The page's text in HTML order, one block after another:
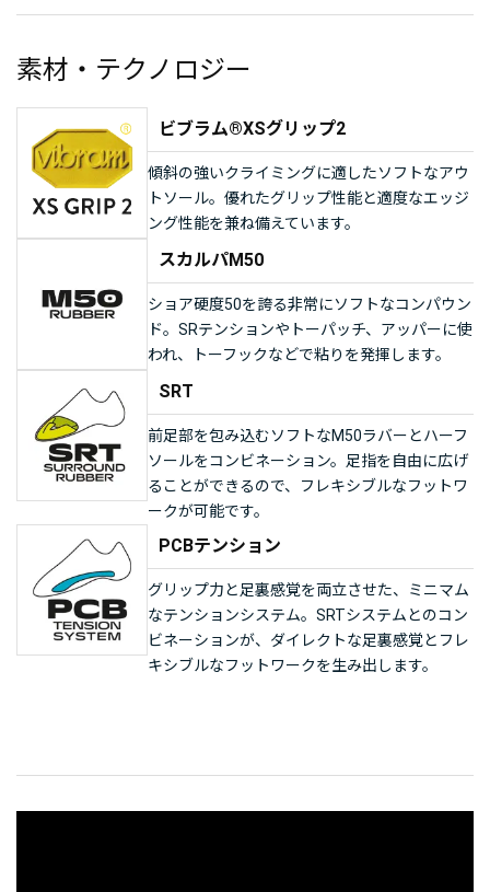
素材・テクノロジー
ビブラム®XSグリップ2
傾斜の強いクライミングに適したソフトなアウ
トソール。優れたグリップ性能と適度なエッジ
ング性能を兼ね備えています。
スカルパM50
ショア硬度50を誇る非常にソフトなコンパウン
ド。SRテンションやトーパッチ、アッパーに使
われ、トーフックなどで粘りを発揮します。
SRT
前足部を包み込むソフトなM50ラバーとハーフ
ソールをコンビネーション。足指を自由に広げ
ることができるので、フレキシブルなフットワ
ークが可能です。
PCBテンション
グリップ力と足裏感覚を両立させた、ミニマム
なテンションシステム。SRTシステムとのコン
ビネーションが、ダイレクトな足裏感覚とフレ
キシブルなフットワークを生み出します。